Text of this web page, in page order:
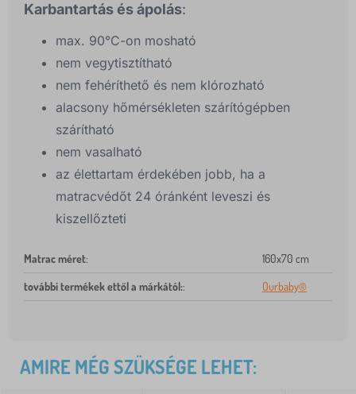
Karbantartás és ápolás:
max. 90°C-on mosható
nem vegytisztítható
nem fehéríthető és nem klórozható
alacsony hőmérsékleten szárítógépben
szárítható
nem vasalható
az élettartam érdekében jobb, ha a
matracvédőt 24 óránként leveszi és
kiszellőzteti
Matrac méret: 160x70 cm
további termékek ettől a márkától:: Ourbaby®
AMIRE MÉG SZÜKSÉGE LEHET: